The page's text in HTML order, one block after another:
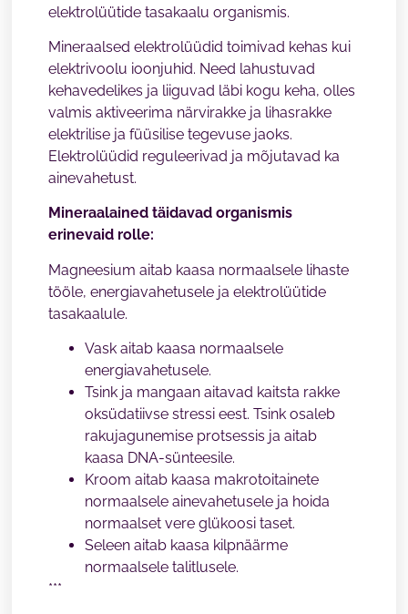
elektrolüütide tasakaalu organismis.
Mineraalsed elektrolüüdid toimivad kehas kui
elektrivoolu ioonjuhid. Need lahustuvad
kehavedelikes ja liiguvad läbi kogu keha, olles
valmis aktiveerima närvirakke ja lihasrakke
elektrilise ja füüsilise tegevuse jaoks.
Elektrolüüdid reguleerivad ja mõjutavad ka
ainevahetust.
Mineraalained täidavad organismis
erinevaid rolle:
Magneesium aitab kaasa normaalsele lihaste
tööle, energiavahetusele ja elektrolüütide
tasakaalule.
Vask aitab kaasa normaalsele
energiavahetusele.
Tsink ja mangaan aitavad kaitsta rakke
oksüdatiivse stressi eest. Tsink osaleb
rakujagunemise protsessis ja aitab
kaasa DNA-sünteesile.
Kroom aitab kaasa makrotoitainete
normaalsele ainevahetusele ja hoida
normaalset vere glükoosi taset.
Seleen aitab kaasa kilpnäärme
normaalsele talitlusele.
***